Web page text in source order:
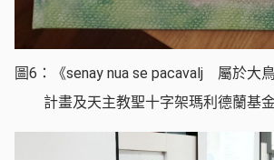
圖6：《senay nua se pacavalj 屬於大
計畫及天主教聖十字架瑪利德蘭基